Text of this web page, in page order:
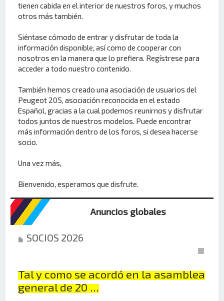
tienen cabida en el interior de nuestros foros, y muchos
otros más también.
Siéntase cómodo de entrar y disfrutar de toda la
información disponible, así como de cooperar con
nosotros en la manera que lo prefiera. Regístrese para
acceder a todo nuestro contenido.
También hemos creado una asociación de usuarios del
Peugeot 205, asociación reconocida en el estado
Español, gracias a la cual podemos reunirnos y disfrutar
todos juntos de nuestros modelos. Puede encontrar
más información dentro de los foros, si desea hacerse
socio.
Una vez más,
Bienvenido, esperamos que disfrute.
Anuncios globales
SOCIOS 2026
Tal y como se acordó en la asamblea
general de 20 ...